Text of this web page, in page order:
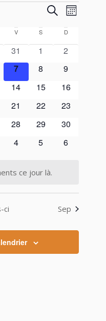
vues
Recherche
de
Mois
V S D
0
évènements
31
0
1
0
2
0
évènements
7
0
8
0
9
0
14
0
15
0
16
0
21
0
22
0
23
0
28
0
29
0
30
0
4
0
5
0
6
ce jour là.
ci Sep